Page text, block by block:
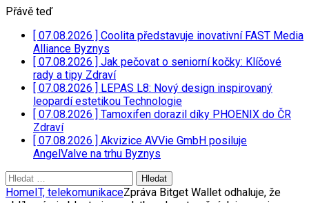
Přávě teď
[ 07.08.2026 ] Coolita představuje inovativní FAST Media
Alliance Byznys
[ 07.08.2026 ] Jak pečovat o seniorní kočky: Klíčové
rady a tipy Zdraví
[ 07.08.2026 ] LEPAS L8: Nový design inspirovaný
leopardí estetikou Technologie
[ 07.08.2026 ] Tamoxifen dorazil díky PHOENIX do ČR
Zdraví
[ 07.08.2026 ] Akvizice AVVie GmbH posiluje
AngelValve na trhu Byznys
Vyhledávání
HomeIT, telekomunikaceZpráva Bitget Wallet odhaluje, že